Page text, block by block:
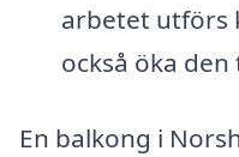
arbetet utförs
också öka
En balkong i